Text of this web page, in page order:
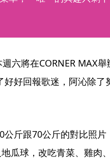
六將在CORNER MAX
好回報歌迷，阿沁除了
斤跟70公斤的對比照
瓜球，改吃青菜、雞肉